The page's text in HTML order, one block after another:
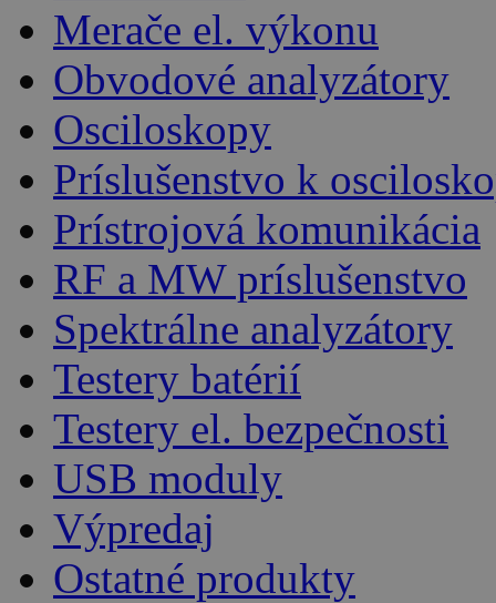
Merače el. výkonu
Obvodové analyzátory
Osciloskopy
Príslušenstvo k
Prístrojová komunikácia
RF a MW príslušenstvo
Spektrálne analyzátory
Testery batérií
Testery el. bezpečnosti
USB moduly
Výpredaj
Ostatné produkty